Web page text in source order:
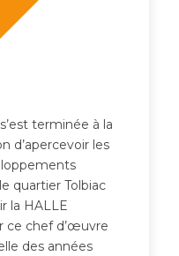
s’est terminée à la
d’apercevoir les
quartier Tolbiac
la HALLE
ce chef d’œuvre
des années